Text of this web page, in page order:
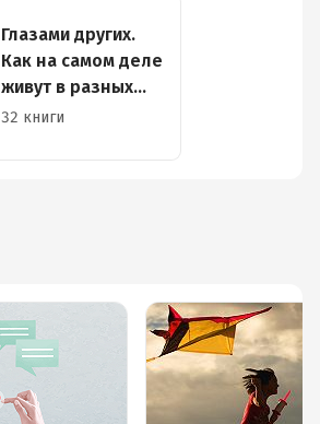
Глазами других.
Как на самом деле
живут в разных
странах?
32 книги